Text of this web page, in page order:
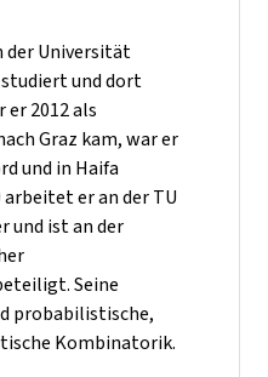
der Universität
und dort
er 2012 als
Graz kam, war er
und in Haifa
er an der TU
und ist an der
Seine
probabilistische,
Kombinatorik.